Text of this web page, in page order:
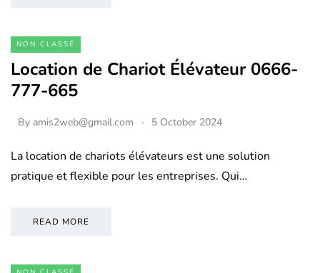
NON CLASSÉ
Location de Chariot Élévateur 0666-
777-665
By amis2web@gmail.com 5 October 2024
La location de chariots élévateurs est une solution
pratique et flexible pour les entreprises. Qui…
READ MORE